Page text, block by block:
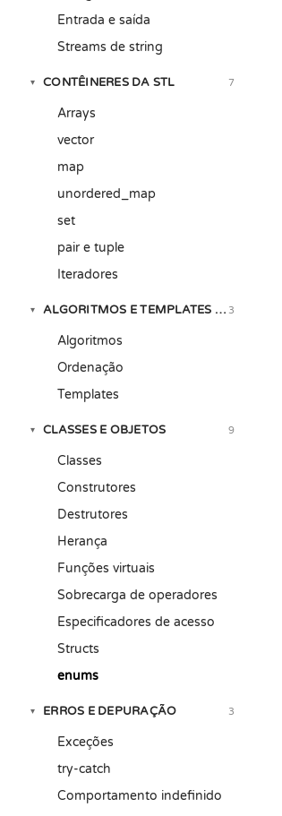
Entrada e saída
Streams de string
▾ CONTÊINERES DA STL 7
Arrays
vector
map
unordered_map
set
pair e tuple
Iteradores
▾ ALGORITMOS E TEMPLATES DA STL
3
Algoritmos
Ordenação
Templates
▾ CLASSES E OBJETOS 9
Classes
Construtores
Destrutores
Herança
Funções virtuais
Sobrecarga de operadores
Especificadores de acesso
Structs
enums
▾ ERROS E DEPURAÇÃO 3
Exceções
try-catch
Comportamento indefinido